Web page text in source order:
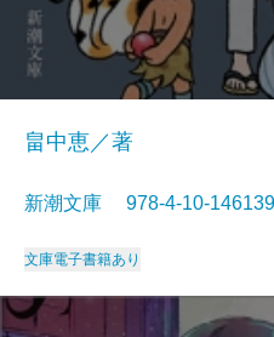
畠中恵／著
新潮文庫 978-4-10-
文庫電子書籍あり